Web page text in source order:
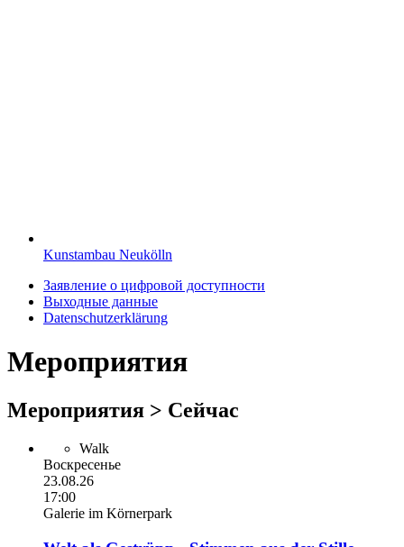
Kunstambau Neukölln
Заявление о цифровой доступности
Выходные данные
Datenschutzerklärung
Мероприятия
Мероприятия > Сейчас
Walk
Воскресенье
23.08.26
17:00
Galerie im Körnerpark